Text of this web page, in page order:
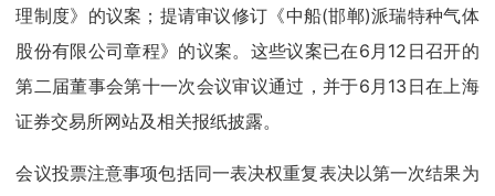
理制度》的议案；提请审议修订《中船(邯郸)派瑞特种气体
股份有限公司章程》的议案。这些议案已在6月12日召开的
第二届董事会第十一次会议审议通过，并于6月13日在上海
证券交易所网站及相关报纸披露。
会议投票注意事项包括同一表决权重复表决以第一次结果为